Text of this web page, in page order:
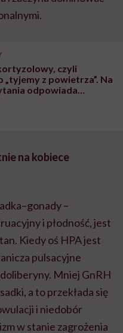
czyli
„tyjemy z powietrza”. Na
odpowiada
na kobiece
–
i płodność, jest
Kiedy oś HPA jest
pulsacyjne
Mniej GnRH
a to przekłada się
i niedobór
w stanie zagrożenia